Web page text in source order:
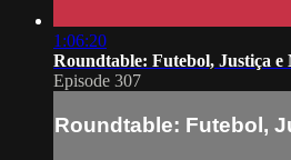
1:06:20
Roundtable: Futebol, Justiça e
Episode 307
Roundtable: Futebol,